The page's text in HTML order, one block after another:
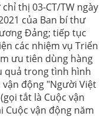
chỉ thị 03-CT/TW ngày
của Ban bí thư
Đảng; tiếp tục
các nhiệm vụ Triển
ưu tiên dùng hàng
quả trong tình hình
động "Người Việt
tắt là Cuộc vận
Cuộc vận động năm